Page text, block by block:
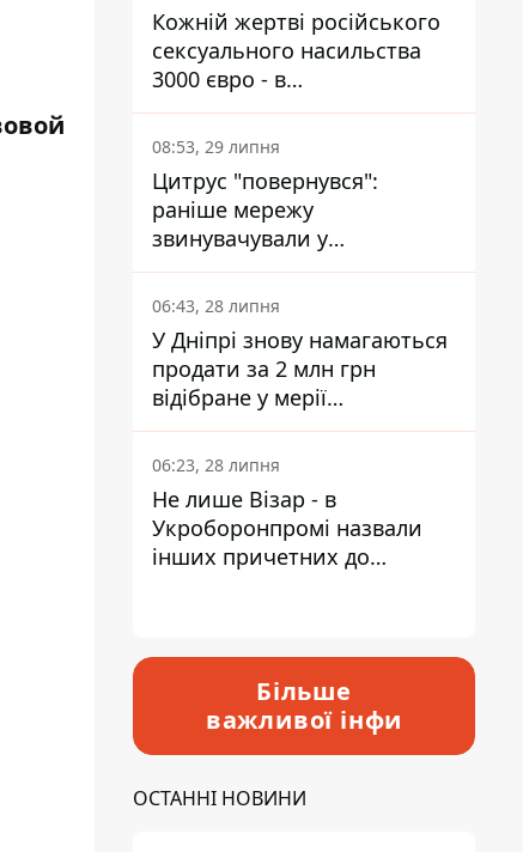
Кожній жертві російського
сексуального насильства
3000 євро - в
Мінсоцполітики пояснили
Інформатору, звідки на це
гроші
08:53, 29 липня
Цитрус "повернувся":
раніше мережу
звинувачували у
контрабанді техніки та
ухиленні від сплати
податків
06:43, 28 липня
У Дніпрі знову намагаються
продати за 2 млн грн
відібране у мерії
приміщення Укрпошти
06:23, 28 липня
Не лише Візар - в
Укроборонпромі назвали
інших причетних до
Більше
важливої інфи
ОСТАННІ НОВИНИ